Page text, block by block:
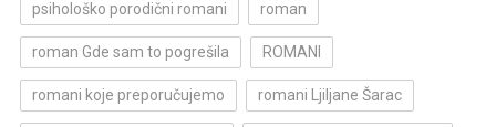
psihološko porodični romani roman
roman Gde sam to pogrešila ROMANI
romani koje preporučujemo romani Ljiljane Šarac